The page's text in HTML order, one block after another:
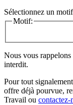
Sélectionnez un
Motif:
Nous vous
interdit.
Pour tout
offre déjà pourvue,
Travail ou contactez-